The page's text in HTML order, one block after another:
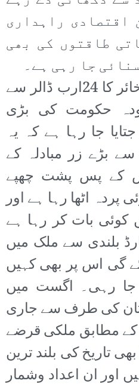
اقتصادی راہداری
طاقتوں کی بھی
جا رہی ہے۔
ملکی زر مبادلہ کے ذخائر کا 24ارب ڈالر سے
حکومت کی بڑی
جا رہا ہے کہ یہ
بڑے زر مبادلہ کے
کے پس پشت چھپے
پردہ اٹھا رہا ہے اور
بات کر رہا ہے
بلندی سے ملک میں
گی اس پر بھی کہیں
رہی۔ اگست میں
کی طرف سے جاری
کے مطابق ملکی قرضے
تاریخ کی بلند ترین
اور ان اعداد وشمار